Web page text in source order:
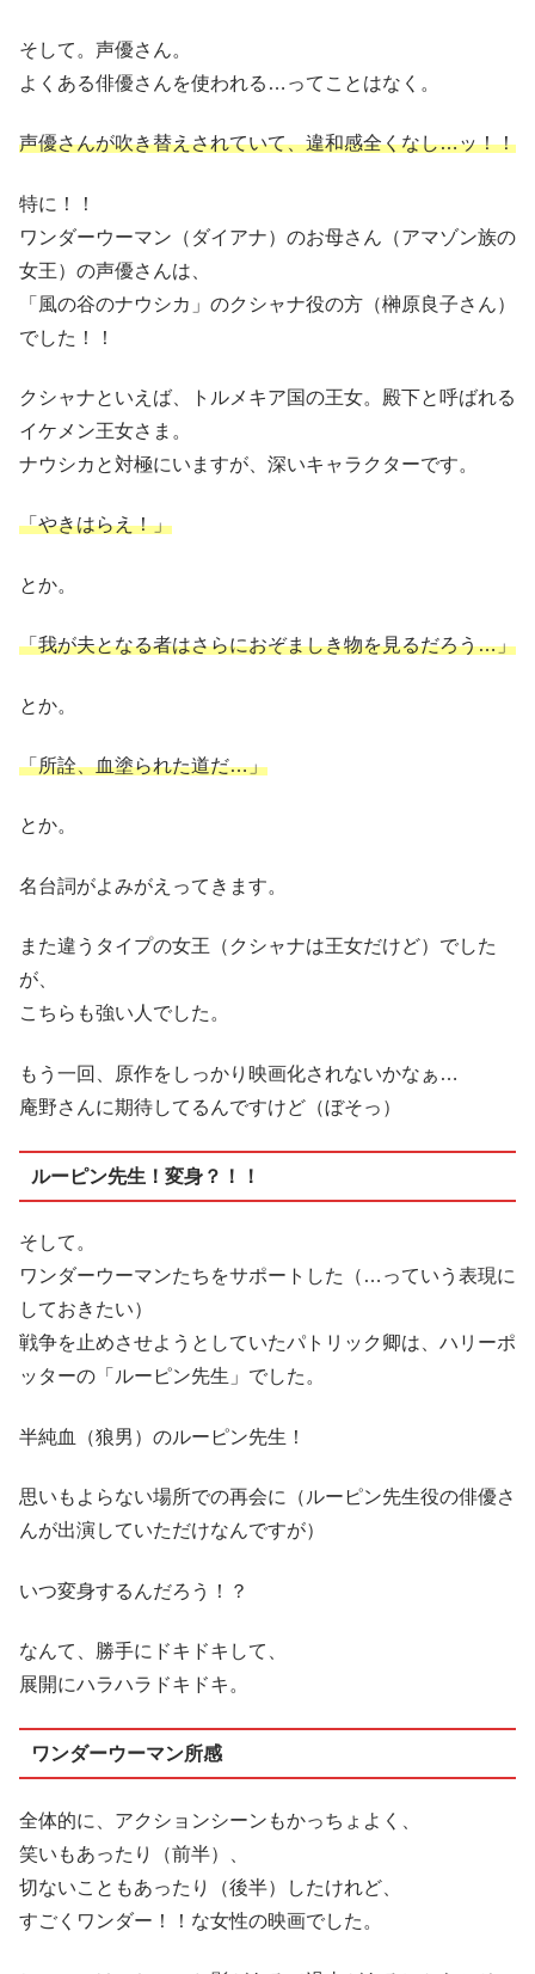
そして。声優さん。
よくある俳優さんを使われる…ってことはなく。
声優さんが吹き替えされていて、違和感全くなし…ッ！！
特に！！
ワンダーウーマン（ダイアナ）のお母さん（アマゾン族の
女王）の声優さんは、
「風の谷のナウシカ」のクシャナ役の方（榊原良子さん）
でした！！
クシャナといえば、トルメキア国の王女。殿下と呼ばれる
イケメン王女さま。
ナウシカと対極にいますが、深いキャラクターです。
「やきはらえ！」
とか。
「我が夫となる者はさらにおぞましき物を見るだろう…」
とか。
「所詮、血塗られた道だ…」
とか。
名台詞がよみがえってきます。
また違うタイプの女王（クシャナは王女だけど）でした
が、
こちらも強い人でした。
もう一回、原作をしっかり映画化されないかなぁ…
庵野さんに期待してるんですけど（ぼそっ）
ルーピン先生！変身？！！
そして。
ワンダーウーマンたちをサポートした（…っていう表現に
しておきたい）
戦争を止めさせようとしていたパトリック卿は、ハリーポ
ッターの「ルーピン先生」でした。
半純血（狼男）のルーピン先生！
思いもよらない場所での再会に（ルーピン先生役の俳優さ
んが出演していただけなんですが）
いつ変身するんだろう！？
なんて、勝手にドキドキして、
展開にハラハラドキドキ。
ワンダーウーマン所感
全体的に、アクションシーンもかっちょよく、
笑いもあったり（前半）、
切ないこともあったり（後半）したけれど、
すごくワンダー！！な女性の映画でした。